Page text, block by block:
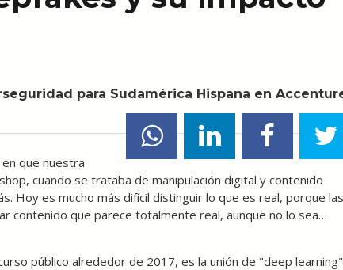
para Sudamérica Hispana en
que nuestra
cuando se trataba de manipulación digital y contenido
Hoy es mucho más difícil distinguir lo que es real, porque las
contenido que parece totalmente real, aunque no lo sea…
público alrededor de 2017, es la unión de "deep learning"